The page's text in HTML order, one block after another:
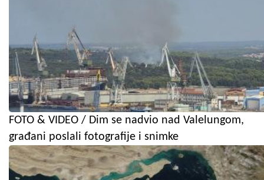
FOTO & VIDEO / Dim se nadvio nad Valelungom,
građani poslali fotografije i snimke